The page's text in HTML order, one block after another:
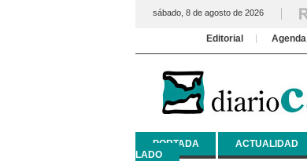
sábado, 8 de agosto de 2026
Editorial Agenda
PORTADA ACTUALIDAD
LADO